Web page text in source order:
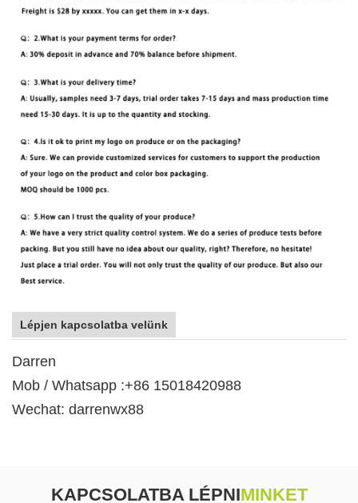
Lépjen kapcsolatba velünk
Darren
Mob / Whatsapp :+86 15018420988
Wechat: darrenwx88
KAPCSOLATBA LÉPNIMINKET